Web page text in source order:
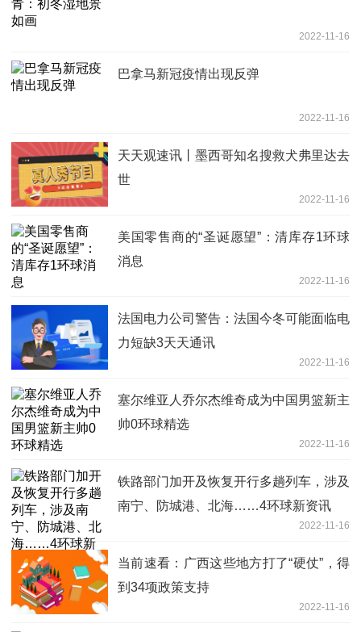
2022-11-16
巴拿马新冠疫情出现反弹
2022-11-16
天天观速讯丨墨西哥知名搜救犬弗里达去
世
2022-11-16
美国零售商的“圣诞愿望”：清库存1环球
消息
2022-11-16
法国电力公司警告：法国今冬可能面临电
力短缺3天天通讯
2022-11-16
塞尔维亚人乔尔杰维奇成为中国男篮新主
帅0环球精选
2022-11-16
铁路部门加开及恢复开行多趟列车，涉及
南宁、防城港、北海……4环球新资讯
2022-11-16
当前速看：广西这些地方打了“硬仗”，得
到34项政策支持
2022-11-16